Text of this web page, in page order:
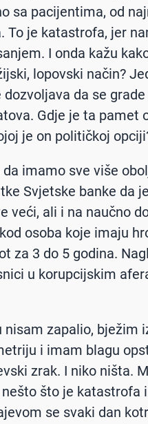
sa pacijentima, od
To je katastrofa, jer
I onda kažu
lopovski način?
da se
Gdje je ta pamet
je on političkoj
imamo sve više
Svjetske banke da
veći, ali i na naučno
osoba koje imaju
za 3 do 5 godina.
u korupcijskim
nisam zapalio, bježim
i imam blagu
zrak. I niko ništa.
što je katastrofa
se svaki dan